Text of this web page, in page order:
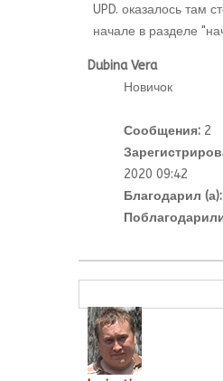
UPD. оказалось там
начале в разделе
Dubina Vera
Новичок
Сообщения: 2
2020 09:42
Благодарил (а):